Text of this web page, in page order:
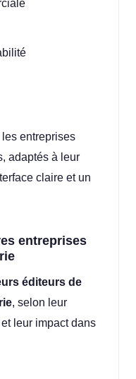
entreprises
adaptés à leur
claire et un
entreprises
éditeurs de
, selon leur
leur impact dans